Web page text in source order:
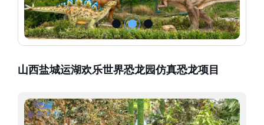
山西盐城运湖欢乐世界恐龙园仿真恐龙项目